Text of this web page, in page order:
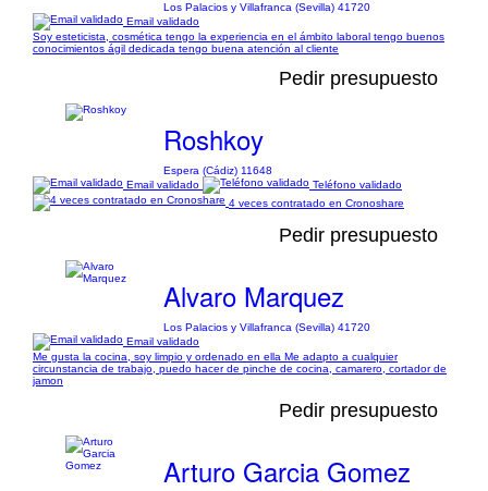
Los Palacios y Villafranca (Sevilla) 41720
Email validado
Soy esteticista, cosmética tengo la experiencia en el ámbito laboral tengo buenos
conocimientos ágil dedicada tengo buena atención al cliente
Pedir presupuesto
Roshkoy
Espera (Cádiz) 11648
Email validado
Teléfono validado
4 veces contratado en Cronoshare
Pedir presupuesto
Alvaro Marquez
Los Palacios y Villafranca (Sevilla) 41720
Email validado
Me gusta la cocina, soy limpio y ordenado en ella Me adapto a cualquier
circunstancia de trabajo, puedo hacer de pinche de cocina, camarero, cortador de
jamon
Pedir presupuesto
Arturo Garcia Gomez